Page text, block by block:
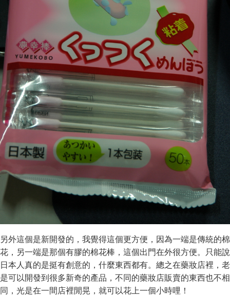
另外這個是新開發的，我覺得這個更方便，因為一端是傳統的棉
花，另一端是那個有膠的棉花棒，這個出門在外很方便。只能說
日本人真的是挺有創意的，什麼東西都有。總之在藥妝店裡，老
是可以開發到很多新奇的產品，不同的藥妝店販賣的東西也不相
同，光是在一間店裡閒晃，就可以花上一個小時哩！